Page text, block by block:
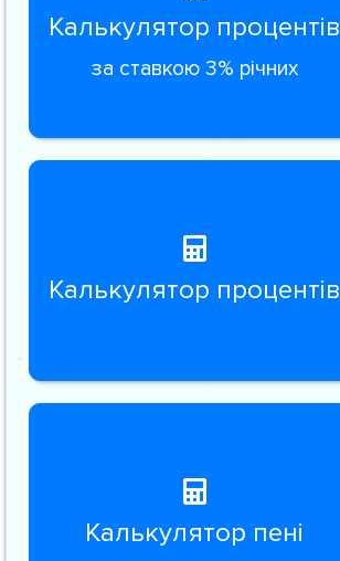
Калькулятор процентів
за ставкою 3% річних
Калькулятор процентів
Калькулятор пені